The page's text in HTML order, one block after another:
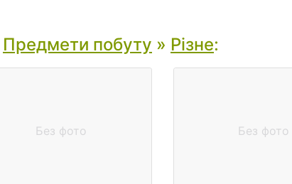
Предмети побуту » Різне:
Без фото Без фото